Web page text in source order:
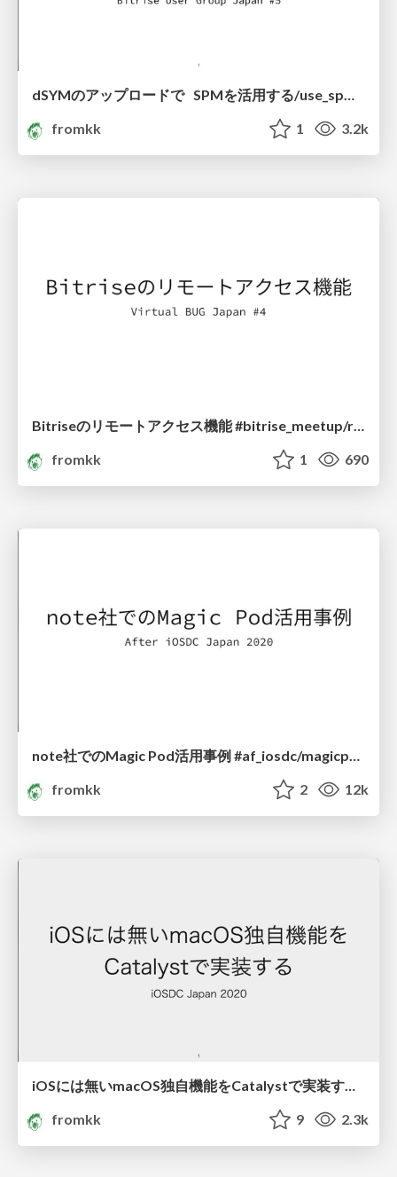
dSYMのアップロードで SPMを活用する/use_spm_with_upload_dsyms
fromkk
1 3.2k
fromkk
1 690
note社でのMagic Pod活用事例 #af_iosdc/magicpod_with_note
fromkk
2 12k
iOSには無いmacOS独自機能をCatalystで実装する #iosdc #d/make_macos_apps_with_catalyst
fromkk
9 2.3k